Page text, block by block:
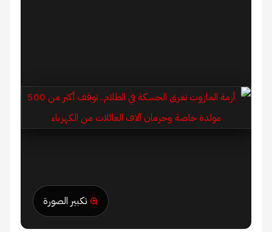
تكبير الصورة